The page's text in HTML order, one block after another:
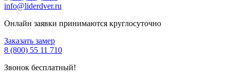
info@liderdver.ru
Онлайн заявки принимаются круглосуточно
Заказать замер
8 (800) 55 11 710
Звонок бесплатный!